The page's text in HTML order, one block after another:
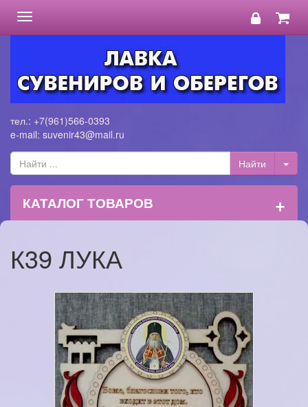
Toggle
navigation
тел.: +7(961)566-0393
e-mail: suvenir43@mail.ru
КАТАЛОГ ТОВАРОВ +
К39 ЛУКА